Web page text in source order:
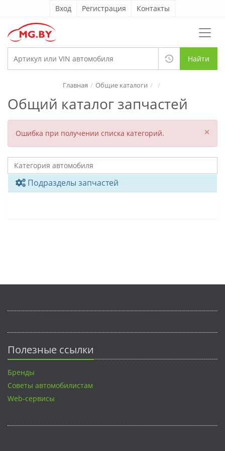
Вход Регистрация Контакты
Найти
Общий каталог запчастей
Главная Общие каталоги
Ошибка при получении списка категорий. ×
Подразделы запчастей
Полезные ссылки
Бренды
Советы автомобилистам
Web-сервисы